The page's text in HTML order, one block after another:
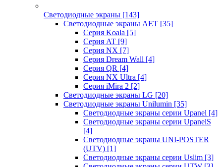
Светодиодные экраны [143]
Светодиодные экраны AET [35]
Cерия Koala [5]
Серия AT [9]
Серия NX [7]
Серия Dream Wall [4]
Серия QR [4]
Серия NX Ultra [4]
Серия iMira 2 [2]
Светодиодные экраны LG [20]
Светодиодные экраны Unilumin [35]
Светодиодные экраны серии Upanel [4]
Светодиодные экраны серии UpanelS
[4]
Светодиодные экраны UNI-POSTER
(UTV) [1]
Светодиодные экраны серии Uslim [3]